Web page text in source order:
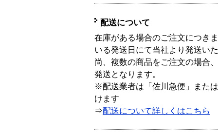
配送について
在庫がある場合のご注文につき
いる発送日にて当社より発送い
尚、複数の商品をご注文の場合
発送となります。
※配送業者は「佐川急便」また
けます
⇒配送について詳しくはこちら